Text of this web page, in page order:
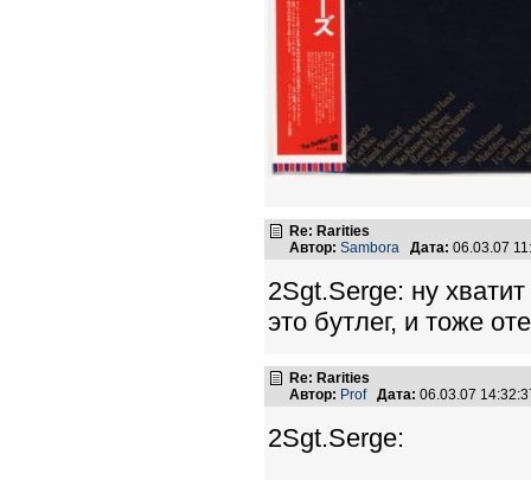
Re: Rarities
Автор: Sambora Дата: 06.03.07
2Sgt.Serge: ну
это бутлег, и тоже
Re: Rarities
Автор: Prof Дата: 06.03.07
2Sgt.Serge: